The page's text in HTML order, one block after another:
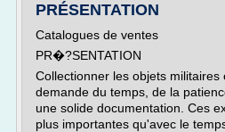
PRÉSENTATION
Catalogues de ventes
PR�?SENTATION
Collectionner les objets militaires
demande du temps, de la
une solide documentation. Ces
plus importantes qu'avec le